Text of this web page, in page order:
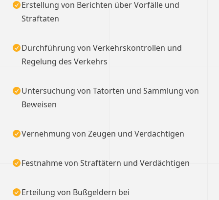
Erstellung von Berichten über Vorfälle und
Straftaten
Durchführung von Verkehrskontrollen und
Regelung des Verkehrs
Untersuchung von Tatorten und Sammlung von
Beweisen
Vernehmung von Zeugen und Verdächtigen
Festnahme von Straftätern und Verdächtigen
Erteilung von Bußgeldern bei